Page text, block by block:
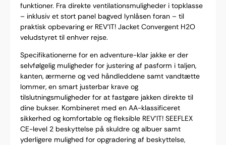
funktioner. Fra direkte ventilationsmuligheder i topklasse
– inklusiv et stort panel bagved lynlåsen foran – til
praktisk opbevaring er REV’IT! Jacket Convergent H2O
veludstyret til enhver rejse.
Specifikationerne for en adventure-klar jakke er der
selvfølgelig muligheder for justering af pasform i taljen,
kanten, ærmerne og ved håndleddene samt vandtætte
lommer, en smart justerbar krave og
tilslutningsmuligheder for at fastgøre jakken direkte til
dine bukser. Kombineret med en AA-klassificeret
sikkerhed og komfortable og fleksible REV’IT! SEEFLEX
CE-level 2 beskyttelse på skuldre og albuer samt
yderligere mulighed for opgradering af beskyttelse,